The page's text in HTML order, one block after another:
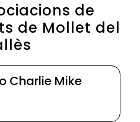
de
de Mollet del
Charlie Mike